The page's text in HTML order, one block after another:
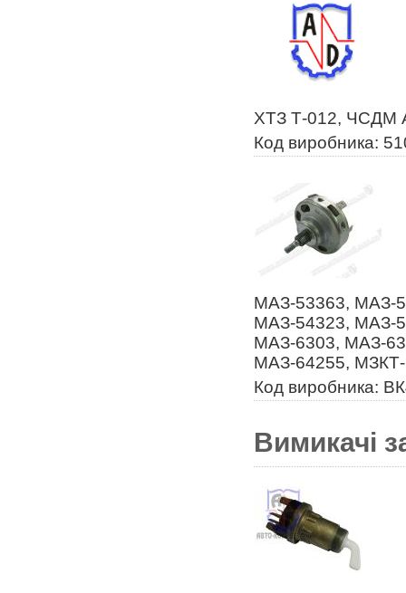
ХТЗ Т-012, ЧСДМ
Код виробника:
МАЗ-53363, МАЗ-
МАЗ-54323, МАЗ-
МАЗ-6303, МАЗ-
МАЗ-64255, МЗКТ-
Код виробника:
Вимикачі